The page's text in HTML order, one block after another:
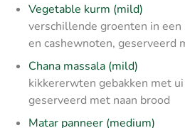
Vegetable kurm (mild)
verschillende groenten in
en cashewnoten, geserveerd
Chana massala (mild)
kikkererwten gebakken met
geserveerd met naan brood
Matar panneer (medium)